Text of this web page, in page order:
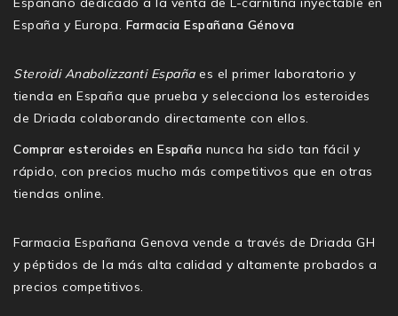
España y Europa. Farmacia Españana Génova
Steroidi Anabolizzanti Españaes el primer laboratorio y
tienda en España que prueba y selecciona los esteroides
de Driada colaborando directamente con ellos.
Comprar esteroides en España nunca ha sido tan fácil y
rápido, con precios mucho más competitivos que en otras
tiendas online.
Farmacia Españana Genova vende a través de Driada GH
y péptidos de la más alta calidad y altamente probados a
precios competitivos.